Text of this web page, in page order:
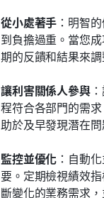
從小處著手 ：明智
到負擔過重。當您
期的反饋和結果來調
讓利害關係人參與
程符合各部門的需
助於及早發現潛在問
監控並優化 ：自動
要。定期檢視績效
斷變化的業務需求